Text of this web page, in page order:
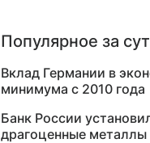
Популярное за
Вклад Германии в
минимума с 2010 года
Банк России
драгоценные металлы